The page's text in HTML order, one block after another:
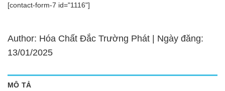
[contact-form-7 id="1116"]
Author: Hóa Chất Đắc Trường Phát | Ngày đăng:
13/01/2025
MÔ TẢ